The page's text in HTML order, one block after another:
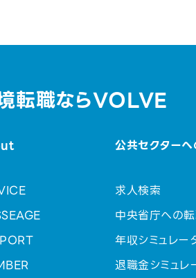
転職ならVOLVE
公共セクター
求人検索
中央省庁への
年収シミュレー
退職金シミュレ